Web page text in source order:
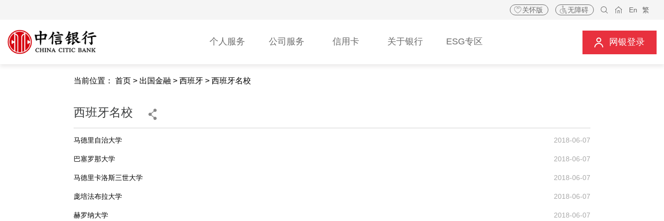
关怀版 无障碍 En 繁
网银登录
个人服务 公司服务 信用卡 关于银行 ESG专区
当前位置：首页 > 出国金融 >西班牙 >西班牙名校
西班牙名校
马德里自治大学 2018-06-07
巴塞罗那大学 2018-06-07
马德里卡洛斯三世大学 2018-06-07
庞培法布拉大学 2018-06-07
赫罗纳大学 2018-06-07